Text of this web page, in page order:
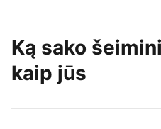
Ką sako
kaip jūs